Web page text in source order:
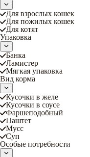
Для взрослых кошек
Для пожилых кошек
Для котят
Упаковка
Банка
Ламистер
Мягкая упаковка
Вид корма
Кусочки в желе
Кусочки в соусе
Фаршеподобный
Паштет
Мусс
Суп
Особые потребности